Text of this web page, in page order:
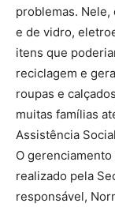
problemas.
e de vidro,
itens que
reciclagem e
roupas e
muitas famílias
Assistência
O
realizado pela
responsável,